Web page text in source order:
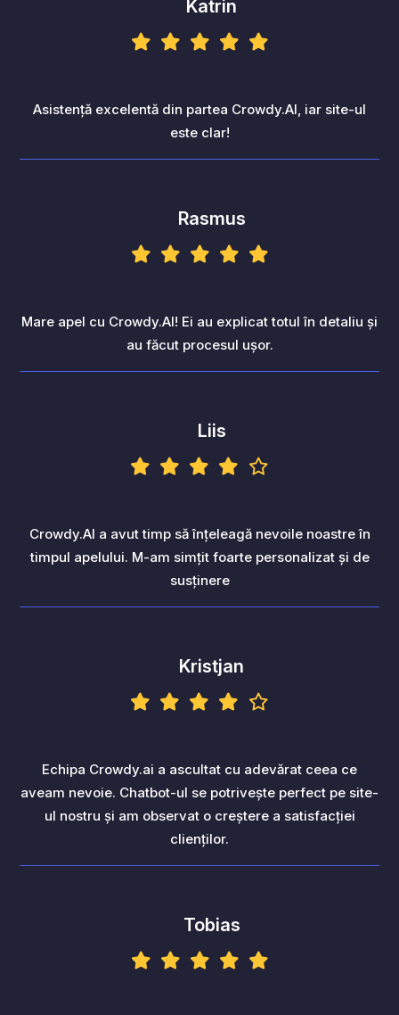
Katrin
Asistență excelentă din partea Crowdy.AI, iar site-ul
este clar!
Rasmus
Mare apel cu Crowdy.AI! Ei au explicat totul în detaliu și
au făcut procesul ușor.
Liis
Crowdy.AI a avut timp să înțeleagă nevoile noastre în
timpul apelului. M-am simțit foarte personalizat și de
susținere
Kristjan
Echipa Crowdy.ai a ascultat cu adevărat ceea ce
aveam nevoie. Chatbot-ul se potrivește perfect pe site-
ul nostru și am observat o creștere a satisfacției
clienților.
Tobias